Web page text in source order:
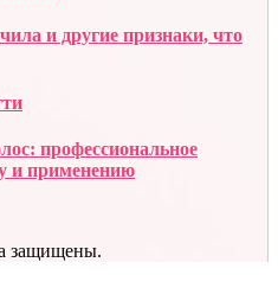
и другие признаки, что
профессиональное
и применению
защищены.